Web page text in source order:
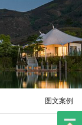
图文案例